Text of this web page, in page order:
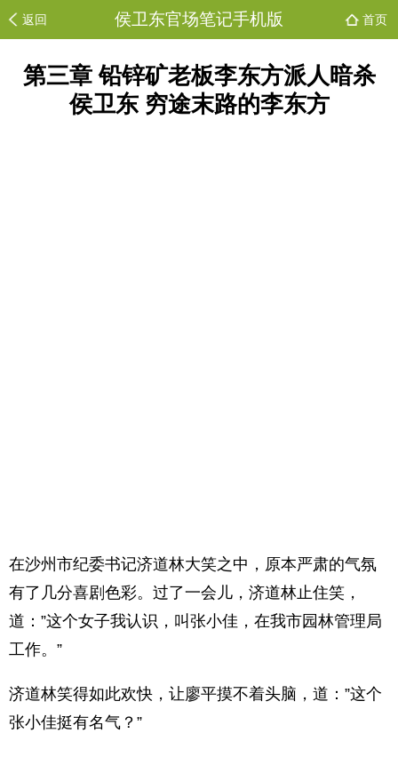
返回 侯卫东官场笔记手机版 首页
第三章 铅锌矿老板李东方派人暗杀
侯卫东 穷途末路的李东方
在沙州市纪委书记济道林大笑之中，原本严肃的气氛
有了几分喜剧色彩。过了一会儿，济道林止住笑，
道：”这个女子我认识，叫张小佳，在我市园林管理局
工作。”
济道林笑得如此欢快，让廖平摸不着头脑，道：”这个
张小佳挺有名气？”